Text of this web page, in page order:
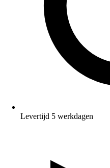
Levertijd 5 werkdagen